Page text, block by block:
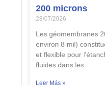
200 microns
28/07/2026
Les géomembranes
environ 8 mil)
et flexible pour
fluides dans les
Leer Más »